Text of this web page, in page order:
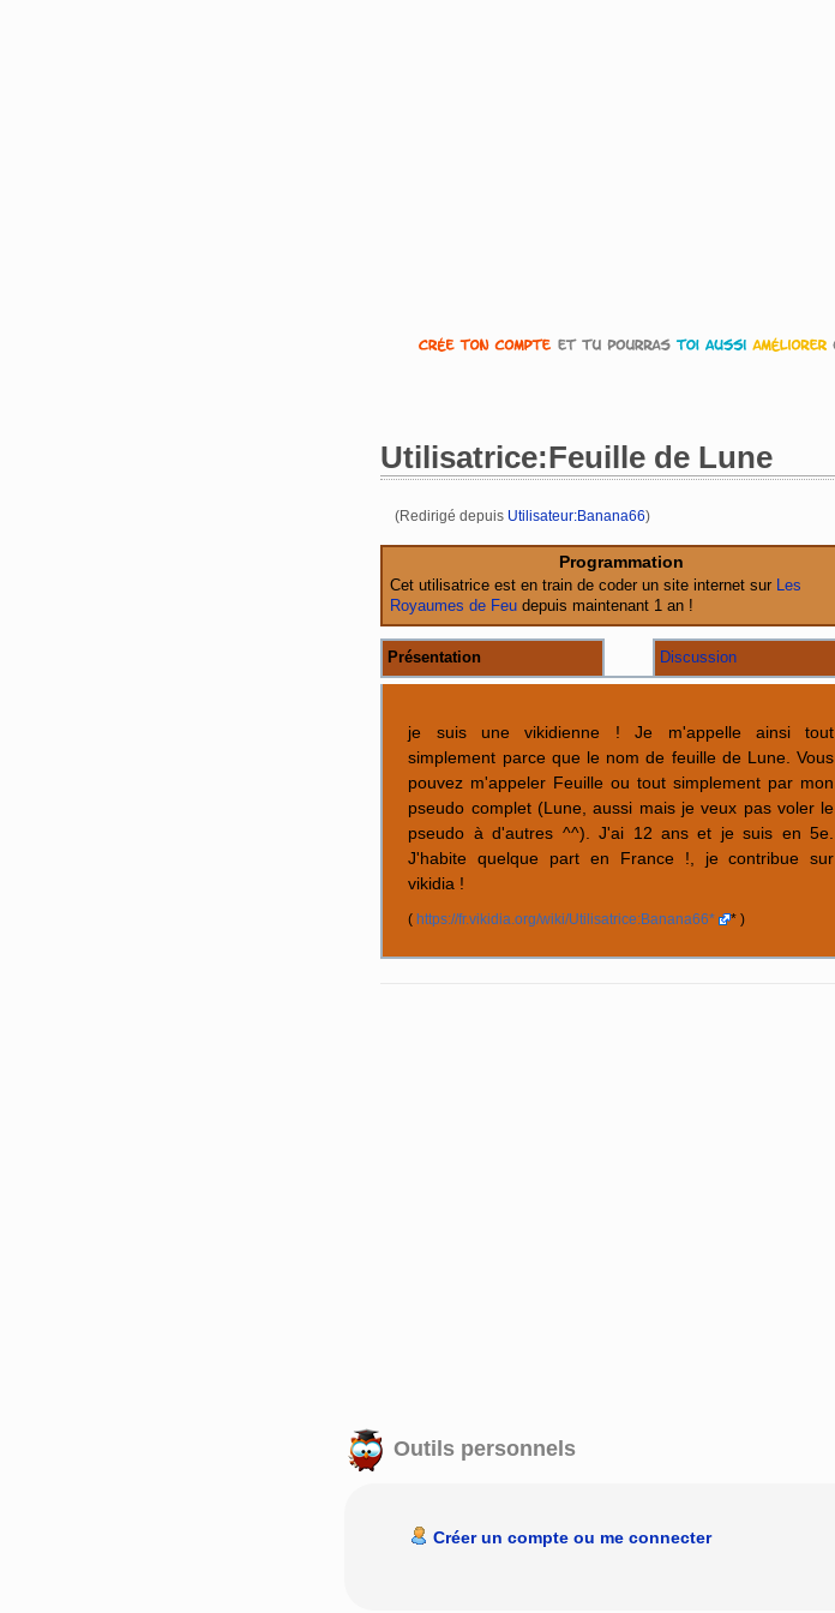
Utilisatrice:Feuille de Lune
(Redirigé depuis Utilisateur:Banana66)
Programmation
Cet utilisatrice est en train de coder un site internet sur
Les
Royaumes de Feudepuis maintenant 1 an !
Présentation Discussion
je suis une vikidienne ! Je m'appelle ainsi tout
simplement parce que le nom de feuille de Lune. Vous
pouvez m'appeler Feuille ou tout simplement par mon
pseudo complet (Lune, aussi mais je veux pas voler le
pseudo à d'autres ^^). J'ai 12 ans et je suis en 5e.
J'habite quelque part en France !, je contribue sur
vikidia !
(https://fr.vikidia.org/wiki/Utilisatrice:Banana66* * )
Outils personnels
Créer un compte ou me connecter